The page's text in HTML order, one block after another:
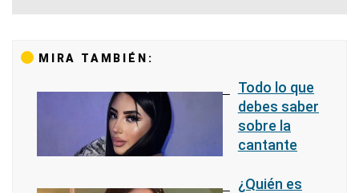
MIRA TAMBIÉN:
Todo lo que
debes saber
sobre la
cantante
¿Quién es